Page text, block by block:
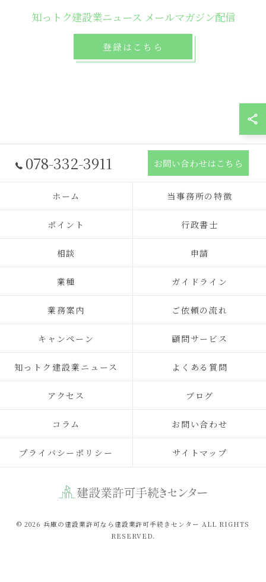
知っトク建設業ニュース メールマガジン配信
登録はこちら
078-332-3911 お問い合わせはこちら
ホーム 当事務所の特徴
ポイント 行政書士
相談 申請
業種 ガイドライン
業務案内 ご依頼の流れ
キャンペーン 顧問サービス
知っトク建設業ニュース よくある質問
アクセス ブログ
コラム お問い合わせ
プライバシーポリシー サイトマップ
© 2026 兵庫の建設業許可なら建設業許可手続きセンター ALL RIGHTS
RESERVED.